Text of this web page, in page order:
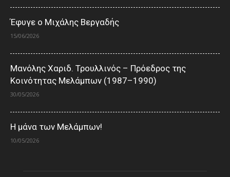
Έφυγε ο Μιχάλης Βεργαδής
15/06/2026
Μανόλης Χαριδ. Τρουλλινός – Πρόεδρος της
Κοινότητας Μελάμπων (1987–1990)
30/05/2026
Η μάνα των Μελάμπων!
10/05/2026